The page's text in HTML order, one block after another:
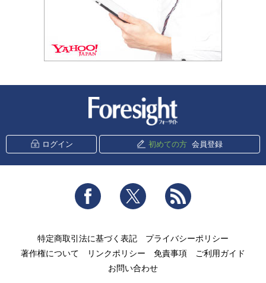
ログイン 初めての方 会員登録
Facebook Twitter
特定商取引法に基づく表記
プライバシーポリシー
著作権について
リンクポリシー 免責事項
ご利用ガイド
お問い合わせ